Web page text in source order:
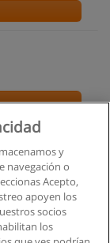
y
y
navegación o
Acepto,
apoyen los
socios
los